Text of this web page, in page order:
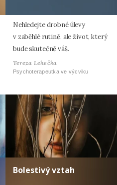
Nehledejte drobné úlevy
v zaběhlé rutině, ale život, který
bude skutečně váš.
Tereza Lehečka
Psychoterapeutka ve výcviku
Bolestivý vztah